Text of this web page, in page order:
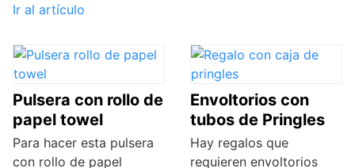
Ir al artículo
Pulsera con rollo de
papel towel
Para hacer esta pulsera
con rollo de papel
Envoltorios con
tubos de Pringles
Hay regalos que
requieren envoltorios